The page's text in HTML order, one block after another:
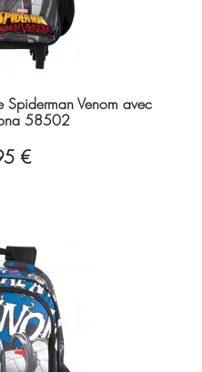
Spiderman Venom avec
58502
€